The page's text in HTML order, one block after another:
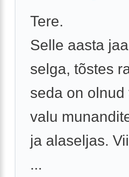
Tere.
Selle aasta
selga, tõstes
seda on
valu
ja alaseljas.
...